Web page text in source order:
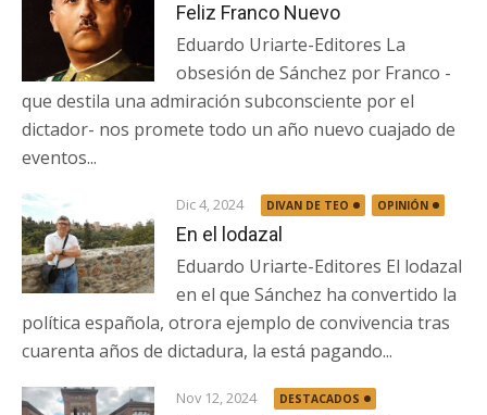
Feliz Franco Nuevo
Eduardo Uriarte-Editores La
obsesión de Sánchez por Franco -
que destila una admiración subconsciente por el
dictador- nos promete todo un año nuevo cuajado de
eventos...
Dic 4, 2024 DIVAN DE TEO OPINIÓN
En el lodazal
Eduardo Uriarte-Editores El lodazal
en el que Sánchez ha convertido la
política española, otrora ejemplo de convivencia tras
cuarenta años de dictadura, la está pagando...
Nov 12, 2024 DESTACADOS